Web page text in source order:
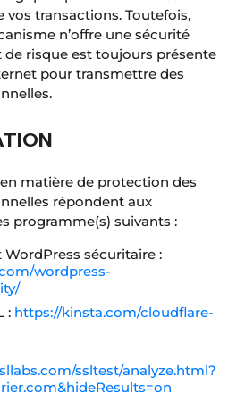
vos transactions. Toutefois,
n’offre une sécurité
de risque est toujours présente
pour transmettre des
matière de protection des
répondent aux
programme(s) suivants :
sécuritaire :
wordpress-
: https://kinsta.com/cloudflare-
ssltest/analyze.html?